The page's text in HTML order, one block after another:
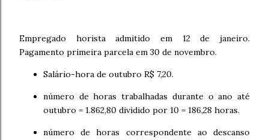
Empregado horista admitido em 12 de janeiro.
Pagamento primeira parcela em 30 de novembro.
Salário-hora de outubro R$ 7,20.
número de horas trabalhadas durante o ano até
outubro = 1.862,80 dividido por 10 = 186,28 horas.
número de horas correspondente ao descanso